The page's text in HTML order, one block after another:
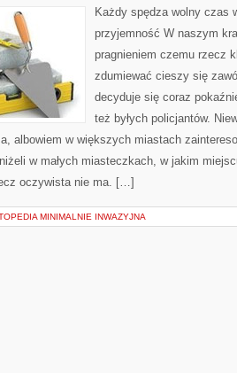
Każdy spędza wolny czas
przyjemność W naszym
pragnieniem czemu rzecz
zdumiewać cieszy się
decyduje się coraz
też byłych policjantów.
albowiem w większych miastach
w małych miasteczkach, w jakim
oczywista nie ma. […]
MINIMALNIE INWAZYJNA